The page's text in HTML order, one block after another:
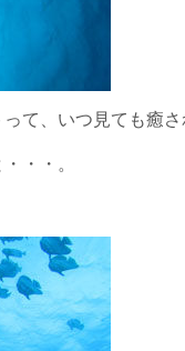
て、いつ見ても癒
・・。